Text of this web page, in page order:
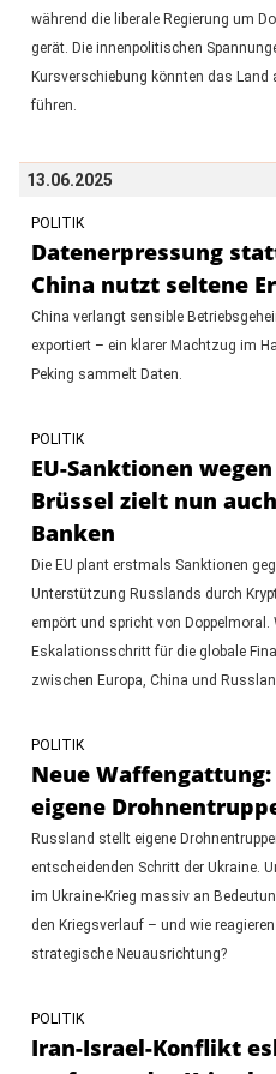
während die liberale Regierung um
gerät. Die innenpolitischen
Kursverschiebung könnten das Land
führen.
13.06.2025
POLITIK
Datenerpressung
China nutzt seltene
China verlangt sensible
exportiert – ein klarer Machtzug im
Peking sammelt Daten.
POLITIK
EU-Sanktionen
Brüssel zielt nun
Banken
Die EU plant erstmals Sanktionen
Unterstützung Russlands durch
empört und spricht von Doppelmoral.
Eskalationsschritt für die globale
zwischen Europa, China und
POLITIK
Neue
eigene
Russland stellt eigene
entscheidenden Schritt der Ukraine.
im Ukraine-Krieg massiv an
den Kriegsverlauf – und wie
strategische Neuausrichtung?
POLITIK
Iran-Israel-Konflikt